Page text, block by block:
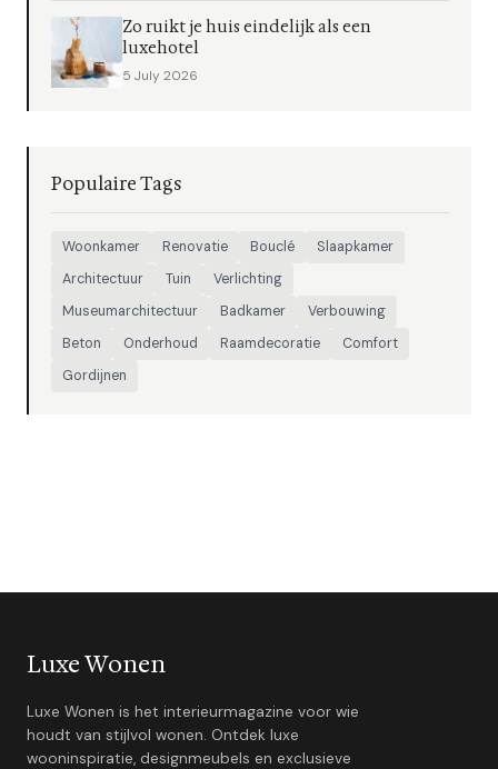
Zo ruikt je huis eindelijk als een
luxehotel
5 July 2026
Populaire Tags
Woonkamer Renovatie Bouclé
Slaapkamer
Architectuur
Tuin
Verlichting
Museumarchitectuur
Badkamer
Verbouwing
Beton
Onderhoud Raamdecoratie
Comfort
Gordijnen
Luxe Wonen
Luxe Wonen is het interieurmagazine voor wie
houdt van stijlvol wonen. Ontdek luxe
wooninspiratie, designmeubels en exclusieve